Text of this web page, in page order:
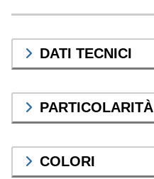
DATI TECNICI
PARTICOLARITÀ
COLORI